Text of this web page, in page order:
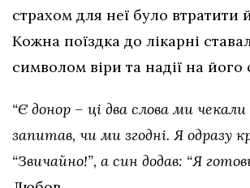
страхом для неї було втратити
Кожна поїздка до лікарні
символом віри та надії на
“Є донор – ці два слова ми
запитав, чи ми згодні. Я одразу
“Звичайно!”, а син додав: “Я